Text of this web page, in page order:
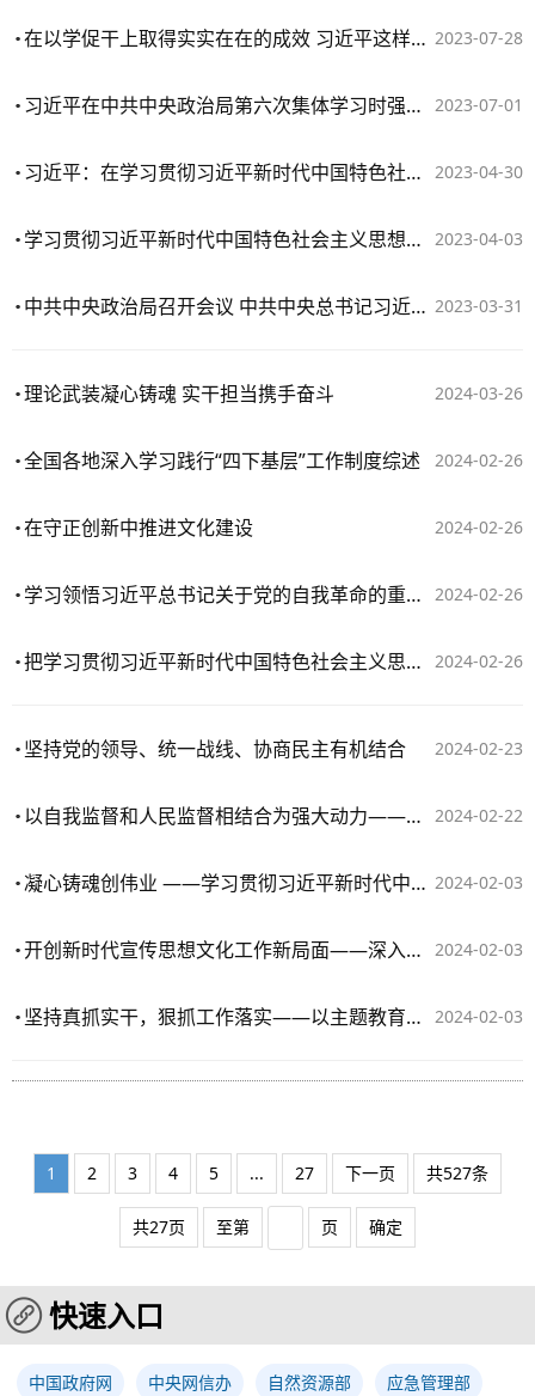
2023-07-28
在以学促干上取得实实在在的成效 习近平这样强调
2023-07-01
习近平在中共中央政治局第六次集体学习时强调：不断深化对党的理论创新的规律性认识 在新时代新征程上取得更为丰硕的理论创新成果
2023-04-30
习近平：在学习贯彻习近平新时代中国特色社会主义思想主题教育工作会议上的讲话
2023-04-03
学习贯彻习近平新时代中国特色社会主义思想主题教育工作会议在京召开 习近平发表重要讲话
2023-03-31
中共中央政治局召开会议 中共中央总书记习近平主持会议
2024-03-26
理论武装凝心铸魂 实干担当携手奋斗
2024-02-26
全国各地深入学习践行“四下基层”工作制度综述
2024-02-26
在守正创新中推进文化建设
2024-02-26
学习领悟习近平总书记关于党的自我革命的重要思想
2024-02-26
把学习贯彻习近平新时代中国特色社会主义思想不断引向深入
2024-02-23
坚持党的领导、统一战线、协商民主有机结合
2024-02-22
以自我监督和人民监督相结合为强大动力——准确把握推进自我革命“九个以”的实践要求⑨
2024-02-03
凝心铸魂创伟业 ——学习贯彻习近平新时代中国特色社会主义思想主题教育取得实实在在的成效
2024-02-03
开创新时代宣传思想文化工作新局面——深入学习贯彻习近平文化思想系列述评之十二
2024-02-03
坚持真抓实干，狠抓工作落实——以主题教育为契机学方法增本领⑥
1 2 3 4 5 ... 27 下一页 共527条
共27页 至第 页 确定
快速入口
中国政府网 中央网信办 自然资源部 应急管理部